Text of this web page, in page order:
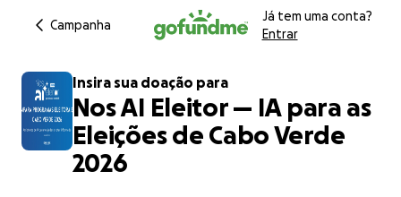
Campanha
Já tem uma conta?
Entrar
Insira sua doação para
Nos AI Eleitor — IA para as
Eleições de Cabo Verde
2026